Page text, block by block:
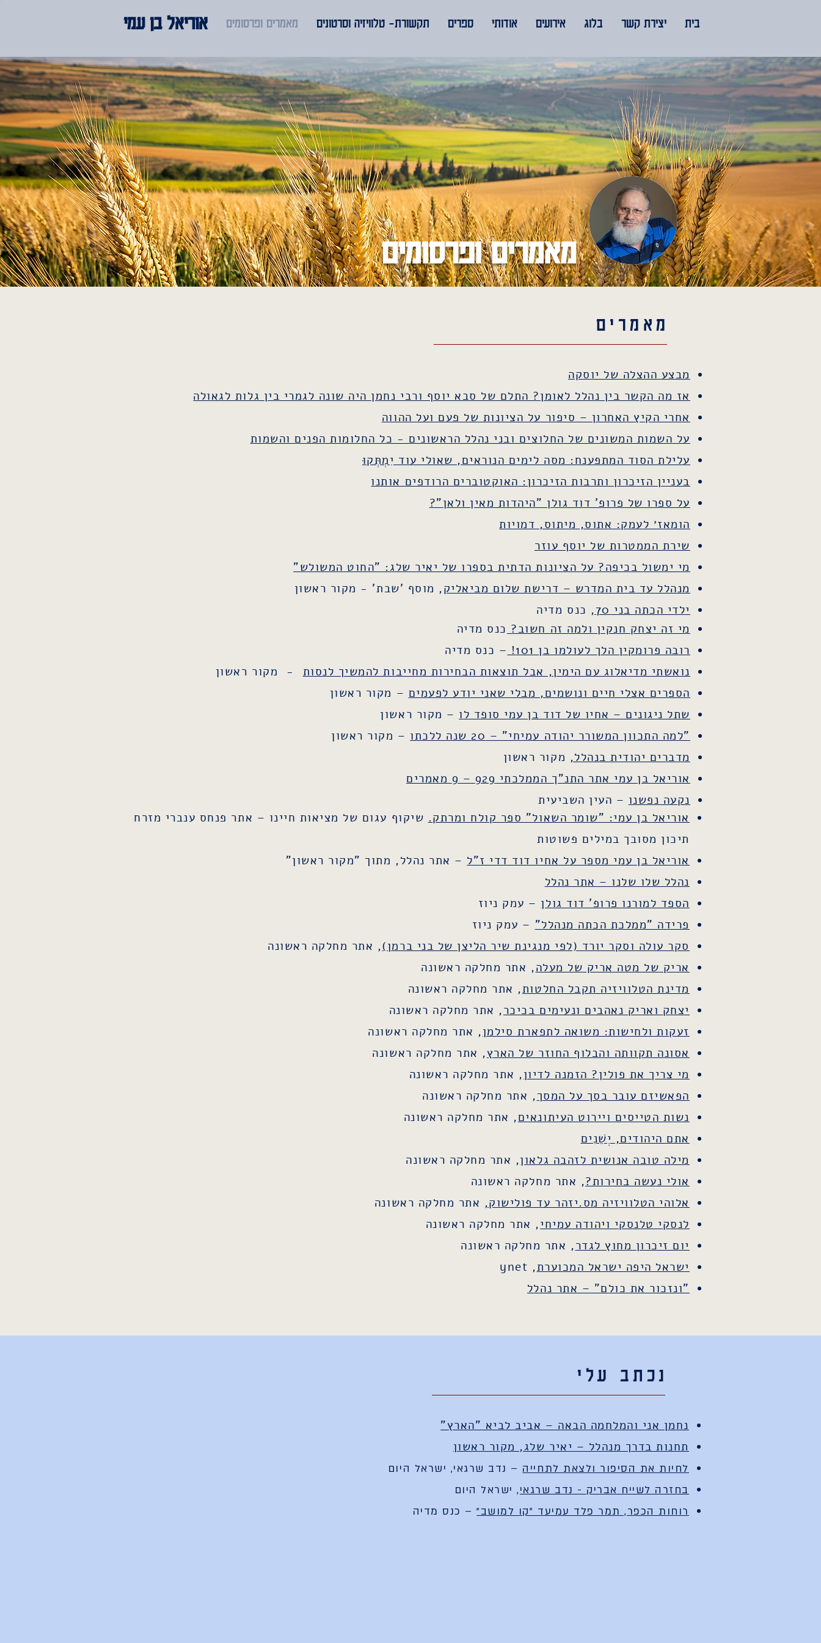
אוריאל בן עמי מאמרים ופרסומים תקשורת- טלוויזיה וסרטונים ספרים אודותי אירועים בלוג יצירת קשר בית
מאמרים ופרסומים
מאמרים
מבצע ההצלה של יוסקה
אז מה הקשר בין נהלל לאומן? התלם של סבא יוסף ורבי נחמן היה שונה לגמרי בין גלות לגאולה
אחרי הקיץ האחרון – סיפור על הציונות של פעם ועל ההווה
על השמות המשונים של החלוצים ובני נהלל הראשונים - כל החלומות הפנים והשמות
עלילת הסוד המתפענח: מסה לימים הנוראים, שאולי עוד יִמְתְּקוּ​​​​​
בעניין הזיכרון ותרבות הזיכרון: האוקטוברים הרודפים אותנו
על ספרו של פרופ' דוד גולן "היהדות מאין ולאן"?
הומאז׳ לעמק: אתוס, מיתוס, דמויות
שירת הממטרות של יוסף עוזר
מי ימשול בכיפה? על הציונות הדתית בספרו של יאיר שלג: "החוט המשולש"
מנהלל עד בית המדרש – דרישת שלום מביאליק, מוסף 'שבת' - מקור ראשון
ילדי הכתה בני 70,
כנס מדיה
מי זה יצחק חנקין ולמה זה חשוב? כנס מדיה
רובה פרומקין הלך לעולמו בן 101!
– כנס מדיה
נואשתי מדיאלוג עם הימין, אבל תוצאות הבחירות מחייבות להמשיך לנסות - מקור ראשון
הספרים אצלי חיים ונושמים, מבלי שאני יודע לפעמים – מקור ראשון
שתל ניגונים – אחיו של דוד בן עמי סופד לו – מקור ראשון
"למה התכוון המשורר יהודה עמיחי" – 20 שנה ללכתו
– מקור ראשון
מדברים יהודית בנהלל, מקור ראשון
אוריאל בן עמי אתר התנ"ך הממלכתי 929 – 9 מאמרים
נקעה נפשנו – העין השביעית
אוריאל בן עמי: "שומר השאול" ספר קולח ומרתק. שיקוף עגום של מציאות חיינו – אתר פנחס ענברי מזרח
תיכון מסובך במילים פשוטות
אוריאל בן עמי מספר על אחיו דוד דדי ז"ל – אתר נהלל, מתוך "מקור ראשון"
נהלל שלו שלנו – אתר נהלל
הספד למורנו פרופ' דוד גולן – עמק ניוז
פרידה "ממלכת הכתה מנהלל" – עמק ניוז
סקר עולה וסקר יורד (לפי מנגינת שיר הליצן של בני ברמן), אתר מחלקה ראשונה
אריק של מטה אריק של מעלה, אתר מחלקה ראשונה
מדינת הטלוויזיה תקבל החלטות, אתר מחלקה ראשונה
יצחק ואריק נאהבים ונעימים בכיכר, אתר מחלקה ראשונה
זעקות ולחישות: משואה לתפארת סילמן, אתר מחלקה ראשונה
אסונה תקוותה והבלוף החוזר של הארץ, אתר מחלקה ראשונה
מי צריך את פולין? הזמנה לדיון, אתר מחלקה ראשונה
הפאשיזם עובר בסך על המסך, אתר מחלקה ראשונה
נשות הטייסים ויירוט העיתונאים, אתר מחלקה ראשונה
אתם היהודים, יְשֵׁנִים
מילה טובה אנושית לזהבה גלאון, אתר מחלקה ראשונה
אולי נעשה בחירות?, אתר מחלקה ראשונה
אלוהי הטלוויזיה מס.יזהר עד פולישוק, אתר מחלקה ראשונה
לנסקי טלנסקי ויהודה עמיחי, אתר מחלקה ראשונה
יום זיכרון מחוץ לגדר, אתר מחלקה ראשונה
ישראל היפה ישראל המכוערת, ynet
"ונזכור את כולם" – אתר נהלל
נכתב עלי
נחמן אני והמלחמה הבאה – אביב לביא "הארץ"
תחנות בדרך מנהלל – יאיר שלג, מקור ראשון
לחיות את הסיפור ולצאת לתחייה – נדב שרגאי, ישראל היום
בחזרה לשייח אבריק - נדב שרגאי, ישראל היום
רוחות הכפר, תמר פלד עמיעד "קו למושב"– כנס מדיה